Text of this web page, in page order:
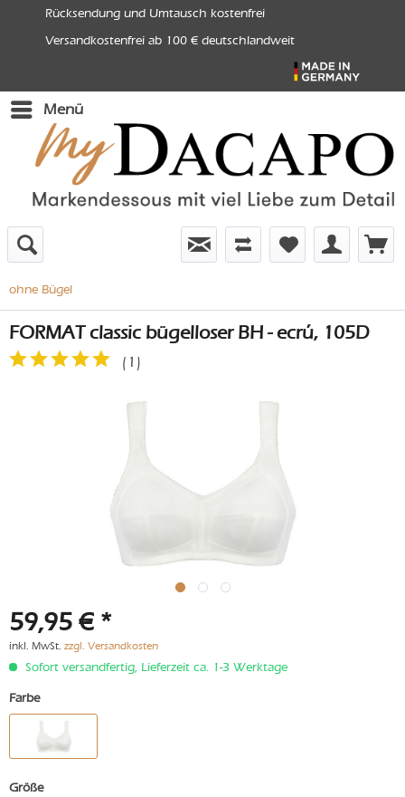
Rücksendung und Umtausch kostenfrei
Versandkostenfrei ab 100 € deutschlandweit
Menü
ohne Bügel
FORMAT classic bügelloser BH - ecrú, 105D
( 1 )
59,95 € *
inkl. MwSt. zzgl. Versandkosten
Sofort versandfertig, Lieferzeit ca. 1-3 Werktage
Farbe
Größe